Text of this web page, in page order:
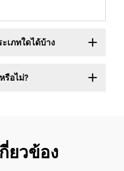
เภทใดได้บ้าง
รือไม่?
ยวข้อง